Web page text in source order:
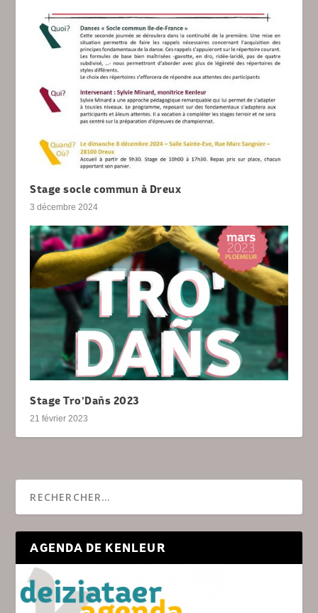
Stage socle commun à Dreux
3 décembre 2024
Stage Tro’Dañs 2023
21 février 2023
AGENDA DE KENLEUR